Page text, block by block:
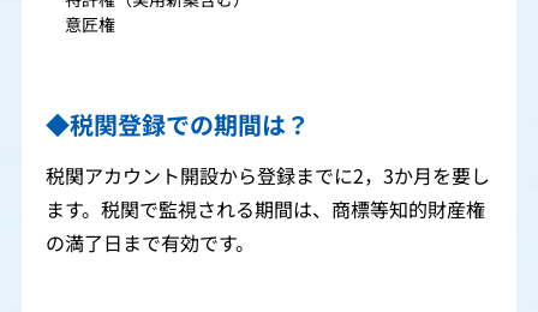
意匠権
◆税関登録での期間は？
税関アカウント開設から登録までに2，3か月を要し
ます。税関で監視される期間は、商標等知的財産権
の満了日まで有効です。